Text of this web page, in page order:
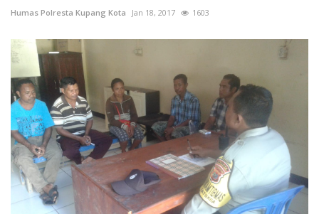
Humas Polresta Kupang Kota Jan 18, 2017 1603